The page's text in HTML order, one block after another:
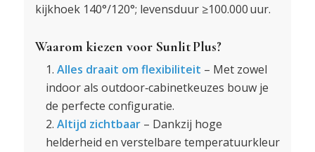
kijkhoek 140°/120°; levensduur ≥100.000 uur.
Waarom kiezen voor Sunlit Plus?
Alles draait om flexibiliteit – Met zowel
indoor als outdoor‑cabinetkeuzes bouw je
de perfecte configuratie.
Altijd zichtbaar– Dankzij hoge
helderheid en verstelbare temperatuurkleur